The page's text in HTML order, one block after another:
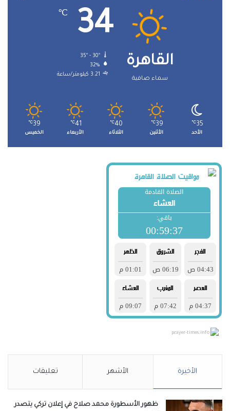
القاهرة
سماء صافية
34
℃
35º - 30º
32%
3.21 كيلومتر/ساعة
35
℃
الأحد
39
℃
الأثنين
40
℃
الثلاثاء
41
℃
الأربعاء
39
℃
الخميس
prayer-times.info
الأخيرة الأشهر تعليقات
ظهور الأسطورة محمد صلاح في إعلان تركي يتصدر